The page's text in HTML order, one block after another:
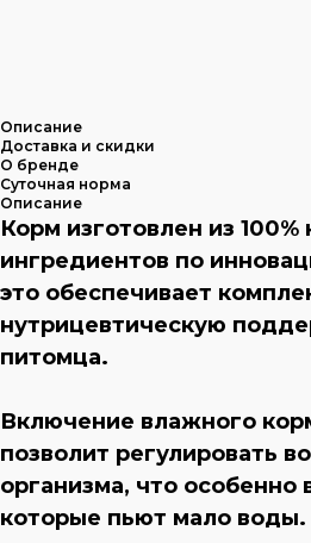
Описание
Доставка и скидки
О бренде
Суточная норма
Описание
Корм изготовлен из 100%
ингредиентов по
это обеспечивает
нутрицевтическую
питомца.
Включение влажного
позволит регулировать
организма, что
которые пьют мало воды.